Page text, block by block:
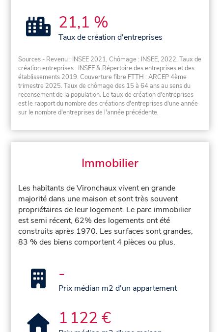
21,1 %
Taux de création d'entreprises
Sources - Revenu : INSEE 2021, Chômage : INSEE, 2022. Taux de
création entreprises : INSEE & Répertoire des entreprises et des
établissements 2019. Couverture fibre FTTH : ARCEP 4ème
trimestre 2025. Taux de chômage des 15 à 64 ans au sens du
recensement de la population. Le taux de création d'entreprises
est le rapport du nombre des créations d'entreprises d'une année
sur le nombre d'entreprises de l'année précédente.
Immobilier
Les habitants de Vironchaux vivent en grande
majorité dans une maison et sont très souvent
propriétaires de leur logement. Le parc immobilier
est semi récent, 62% des logements ont été
construits après 1970. Les surfaces sont grandes,
83 % des biens comportent 4 pièces ou plus.
-
Prix médian m2 d'un appartement
1 122 €